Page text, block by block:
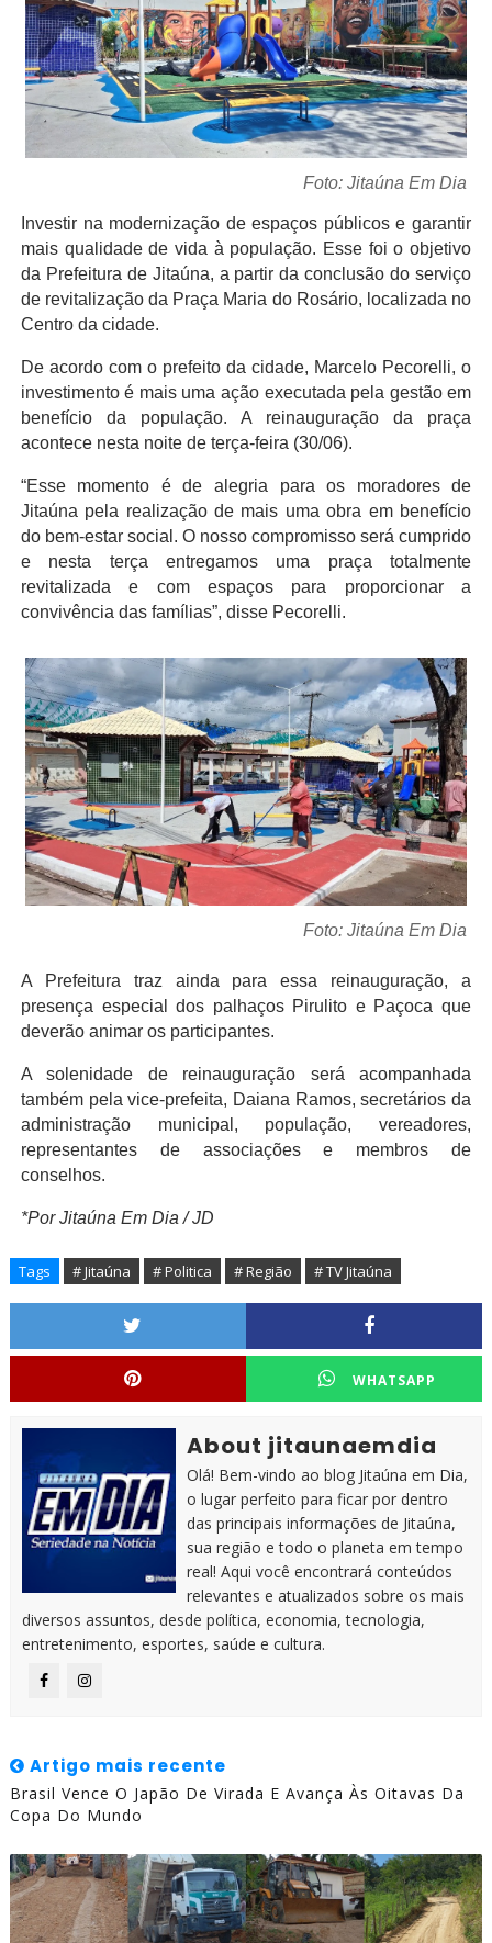
Foto: Jitaúna Em Dia
Investir na modernização de espaços públicos e garantir
mais qualidade de vida à população. Esse foi o objetivo
da Prefeitura de Jitaúna, a partir da conclusão do serviço
de revitalização da Praça Maria do Rosário, localizada no
Centro da cidade.
De acordo com o prefeito da cidade, Marcelo Pecorelli, o
investimento é mais uma ação executada pela gestão em
benefício da população. A reinauguração da praça
acontece nesta noite de terça-feira (30/06).
“Esse momento é de alegria para os moradores de
Jitaúna pela realização de mais uma obra em benefício
do bem-estar social. O nosso compromisso será cumprido
e nesta terça entregamos uma praça totalmente
revitalizada e com espaços para proporcionar a
convivência das famílias”, disse Pecorelli.
Foto: Jitaúna Em Dia
A Prefeitura traz ainda para essa reinauguração, a
presença especial dos palhaços Pirulito e Paçoca que
deverão animar os participantes.
A solenidade de reinauguração será acompanhada
também pela vice-prefeita, Daiana Ramos, secretários da
administração municipal, população, vereadores,
representantes de associações e membros de
conselhos.
*Por Jitaúna Em Dia / JD
Tags # Jitaúna # Politica # Região # TV Jitaúna
WHATSAPP
About jitaunaemdia
Olá! Bem-vindo ao blog Jitaúna em Dia,
o lugar perfeito para ficar por dentro
das principais informações de Jitaúna,
sua região e todo o planeta em tempo
real! Aqui você encontrará conteúdos
relevantes e atualizados sobre os mais
diversos assuntos, desde política, economia, tecnologia,
entretenimento, esportes, saúde e cultura.
Artigo mais recente
Brasil Vence O Japão De Virada E Avança Às Oitavas Da
Copa Do Mundo